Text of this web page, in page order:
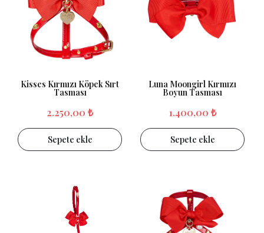
Kisses Kırmızı Köpek Sırt
Tasması
2.250,00 ₺
Sepete ekle
Luna Moongirl Kırmızı
Boyun Tasması
1.400,00 ₺
Sepete ekle